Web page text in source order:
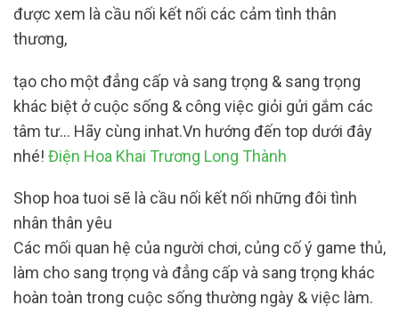
được xem là cầu nối kết nối các cảm tình thân
thương,
tạo cho một đẳng cấp và sang trọng & sang trọng
khác biệt ở cuộc sống & công việc giỏi gửi gắm các
tâm tư… Hãy cùng inhat.Vn hướng đến top dưới đây
nhé! Điện Hoa Khai Trương Long Thành
Shop hoa tuoi sẽ là cầu nối kết nối những đôi tình
nhân thân yêu
Các mối quan hệ của người chơi, củng cố ý game thủ,
làm cho sang trọng và đẳng cấp và sang trọng khác
hoàn toàn trong cuộc sống thường ngày & việc làm.